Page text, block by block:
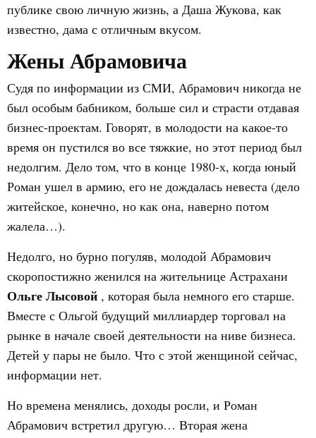
публике свою личную жизнь, а Даша Жукова, как
известно, дама с отличным вкусом.
Жены Абрамовича
Судя по информации из СМИ, Абрамович никогда не
был особым бабником, больше сил и страсти отдавая
бизнес-проектам. Говорят, в молодости на какое-то
время он пустился во все тяжкие, но этот период был
недолгим. Дело том, что в конце 1980-х, когда юный
Роман ушел в армию, его не дождалась невеста (дело
житейское, конечно, но как она, наверно потом
жалела…).
Недолго, но бурно погуляв, молодой Абрамович
скоропостижно женился на жительнице Астрахани
Ольге Лысовой , которая была немного его старше.
Вместе с Ольгой будущий миллиардер торговал на
рынке в начале своей деятельности на ниве бизнеса.
Детей у пары не было. Что с этой женщиной сейчас,
информации нет.
Но времена менялись, доходы росли, и Роман
Абрамович встретил другую… Вторая жена